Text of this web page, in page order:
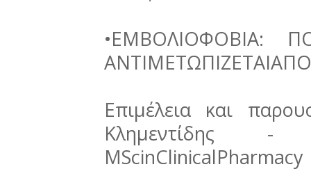
•ΕΜΒΟΛΙΟΦΟΒΙΑ:
Επιμέλεια και
Κλημεντίδης -
MScinClinicalPharmacy